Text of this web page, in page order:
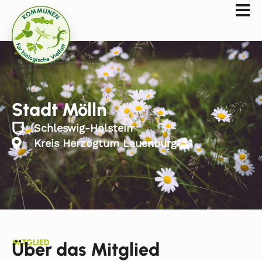
Stadt Mölln
Schleswig-Holstein
Kreis Herzogtum Lauenburg
MITGLIED
Über das Mitglied